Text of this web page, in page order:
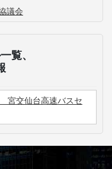
議会
覧、
宮交仙台高速バスセ